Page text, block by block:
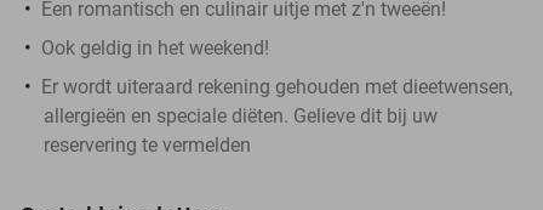
Een romantisch en culinair uitje met z'n tweeën!
Ook geldig in het weekend!
Er wordt uiteraard rekening gehouden met dieetwensen,
allergieën en speciale diëten. Gelieve dit bij uw
reservering te vermelden